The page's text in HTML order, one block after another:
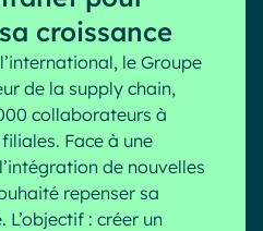
= ♡croissance
le Groupe
de la supply chain,
collaborateurs à
Face à une
de nouvelles
repenser sa
: créer un